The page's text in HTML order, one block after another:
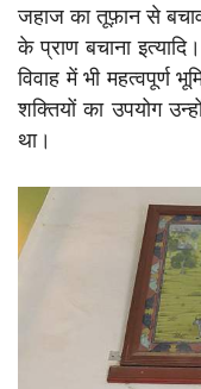
जहाज का तूफ़ान से
के प्राण बचाना
विवाह में भी महत्वपूर्ण
शक्तियों का उपयोग
था।